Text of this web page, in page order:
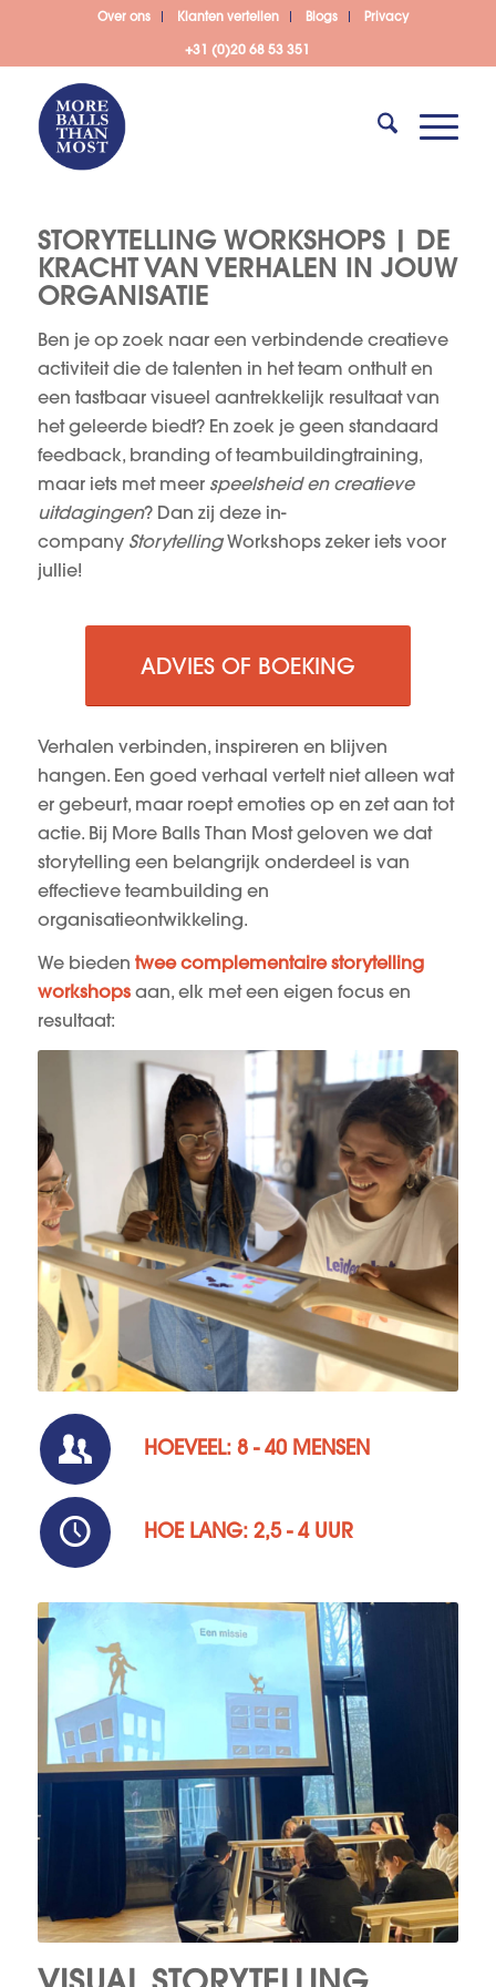
Over ons Klanten vertellen Blogs Privacy
+31 (0)20 68 53 351
STORYTELLING WORKSHOPS | DE
KRACHT VAN VERHALEN IN JOUW
ORGANISATIE
Ben je op zoek naar een verbindende creatieve
activiteit die de talenten in het team onthult en
een tastbaar visueel aantrekkelijk resultaat van
het geleerde biedt? En zoek je geen standaard
feedback, branding of teambuildingtraining,
maar iets met meer speelsheid en creatieve
uitdagingen? Dan zij deze in-
companyStorytellingWorkshops zeker iets voor
jullie!
ADVIES OF BOEKING
Verhalen verbinden, inspireren en blijven
hangen. Een goed verhaal vertelt niet alleen wat
er gebeurt, maar roept emoties op en zet aan tot
actie. Bij More Balls Than Most geloven we dat
storytelling een belangrijk onderdeel is van
effectieve teambuilding en
organisatieontwikkeling.
We bieden twee complementaire storytelling
workshopsaan, elk met een eigen focus en
resultaat:
HOEVEEL: 8 - 40 MENSEN
HOE LANG: 2,5 - 4 UUR